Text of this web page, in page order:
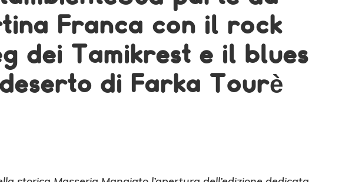
Franca con il rock
dei Tamikrest e il blues
di Farka Tourè